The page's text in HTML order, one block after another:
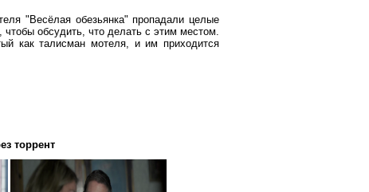
"Весёлая обезьянка" пропадали целые
обсудить, что делать с этим местом.
как талисман мотеля, и им приходится
торрент